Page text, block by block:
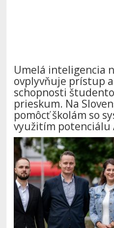
Umelá inteligencia
ovplyvňuje prístup
schopnosti
prieskum. Na
pomôcť školám so
využitím potenciálu